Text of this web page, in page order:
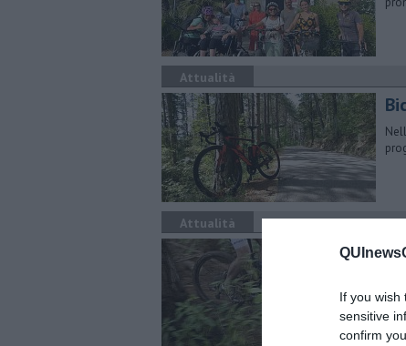
If you wish
sensitive
confirm
Attualità
Attualità
per